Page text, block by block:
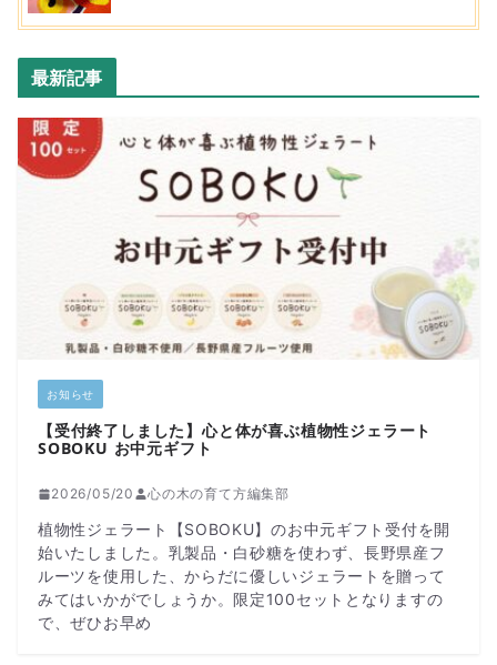
最新記事
お知らせ
【受付終了しました】心と体が喜ぶ植物性ジェラート
SOBOKU お中元ギフト
2026/05/20 心の木の育て方編集部
植物性ジェラート【SOBOKU】のお中元ギフト受付を開
始いたしました。乳製品・白砂糖を使わず、長野県産フ
ルーツを使用した、からだに優しいジェラートを贈って
みてはいかがでしょうか。限定100セットとなりますの
で、ぜひお早め